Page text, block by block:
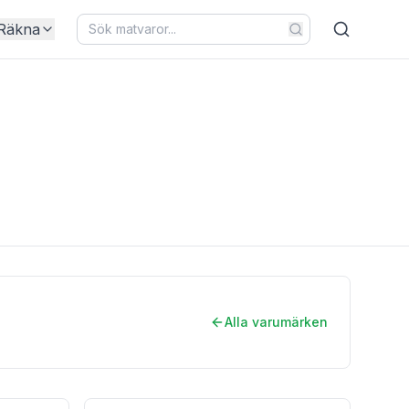
Alla varumärken